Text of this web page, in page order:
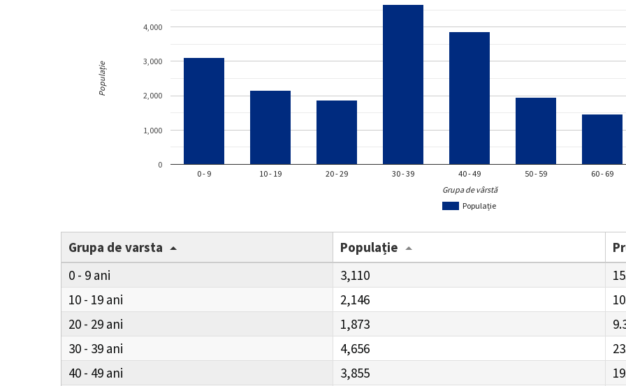
Populație
0 - 9 10 - 19 20 - 29 30 - 39 40 - 49 50 - 59 60 - 69
0
1,000
2,000
3,000
4,000
Grupa de vârstă
Populație
Grupa de varsta Populație
0 - 9
3,110
10 - 19
2,146
20 - 29
1,873
30 - 39
4,656
40 - 49
3,855